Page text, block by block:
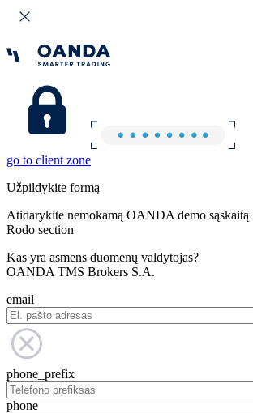
go to client zone
Užpildykite formą
Atidarykite nemokamą OANDA demo sąskaitą
Rodo section
Kas yra asmens duomenų valdytojas?
OANDA TMS Brokers S.A.
email
phone_prefix
phone